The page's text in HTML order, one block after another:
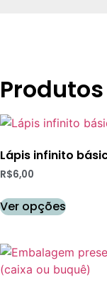
Lápis infinito
R$6,00
Ver opções